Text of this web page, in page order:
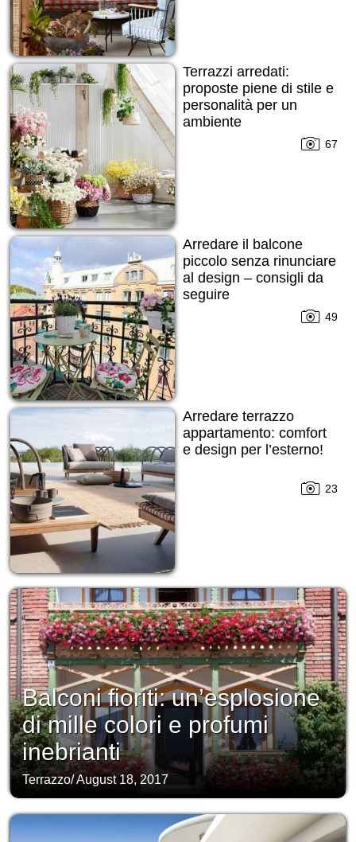
Terrazzi arredati:
proposte piene di stile e
personalità per un
ambiente
67
Arredare il balcone
piccolo senza rinunciare
al design – consigli da
seguire
49
Arredare terrazzo
appartamento: comfort
e design per l’esterno!
23
Balconi fioriti: un’esplosione
di mille colori e profumi
inebrianti
Terrazzo/August 18, 2017